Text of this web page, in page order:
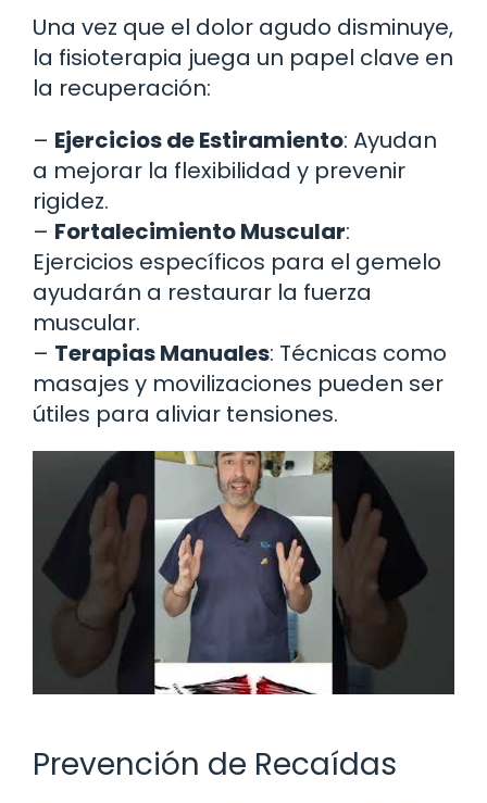
Una vez que el dolor agudo disminuye,
la fisioterapia juega un papel clave en
la recuperación:
– Ejercicios de Estiramiento: Ayudan
a mejorar la flexibilidad y prevenir
rigidez.
– Fortalecimiento Muscular:
Ejercicios específicos para el gemelo
ayudarán a restaurar la fuerza
muscular.
– Terapias Manuales: Técnicas como
masajes y movilizaciones pueden ser
útiles para aliviar tensiones.
Prevención de Recaídas